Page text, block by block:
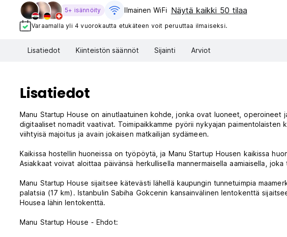
5+ isännöity Ilmainen WiFi Näytä kaikki 50 tilaa
Varaamalla yli 4 vuorokautta etukäteen voit peruuttaa ilmaiseksi.
Lisatiedot Kiinteistön säännöt Sijainti Arviot
Lisatiedot
Manu Startup House on ainutlaatuinen kohde, jonka ovat luoneet, operoineet
digitaaliset nomadit vaativat. Toimipaikkamme pyörii nykyajan paimentolaisten
viihtyisä majoitus ja avain jokaisen matkailijan sydämeen.
Kaikissa hostellin huoneissa on työpöytä, ja Manu Startup Housen kaikissa
Asiakkaat voivat aloittaa päivänsä herkullisella mannermaisella aamiaisella, joka
Manu Startup House sijaitsee kätevästi lähellä kaupungin tunnetuimpia
palatsia (17 km). Istanbulin Sabiha Gokcenin kansainvälinen lentokenttä
Housea lähin lentokenttä.
Manu Startup House - Ehdot: